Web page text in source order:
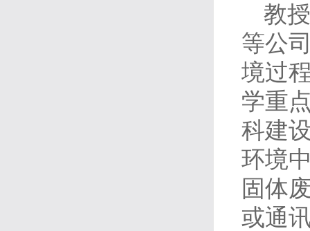
教
等公
境过
学重
科建
环境
固体
或通